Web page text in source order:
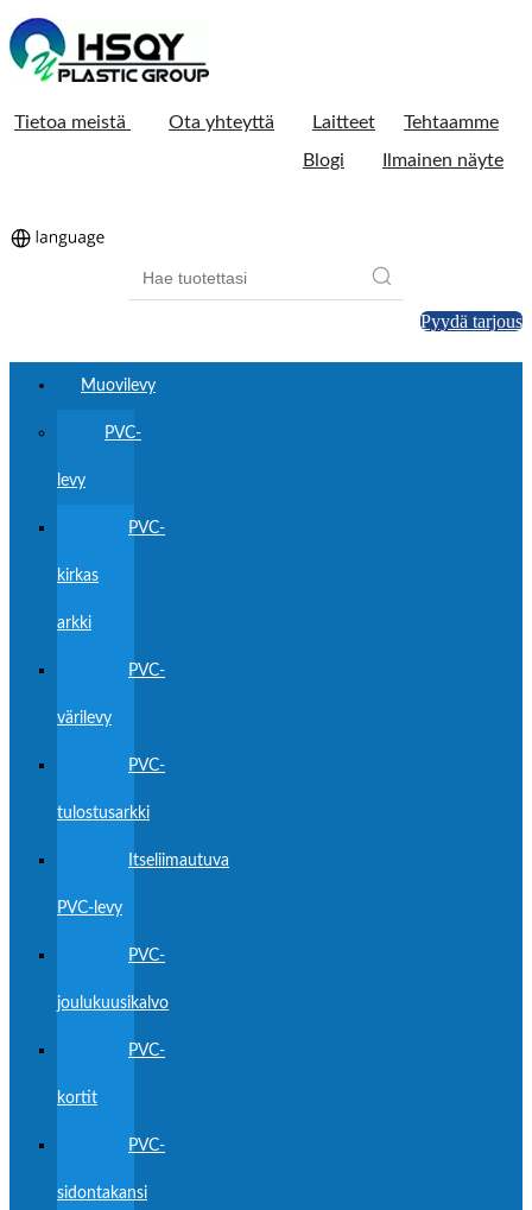
Tietoa meistä Ota yhteyttä Laitteet
Tehtaamme
Blogi
Ilmainen näyte
Pyydä tarjous
Muovilevy
PVC-
levy
PVC-
kirkas
arkki
PVC-
värilevy
PVC-
tulostusarkki
Itseliimautuva
PVC-levy
PVC-
joulukuusikalvo
PVC-
kortit
PVC-
sidontakansi